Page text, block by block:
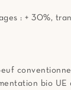
: + 30%,
bio UE